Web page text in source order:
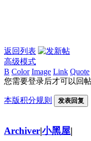
返回列表
高级模式
B Color Image Link Quote
您需要登录后才可以回
本版积分规则 发表回复
Archiver|小黑屋|